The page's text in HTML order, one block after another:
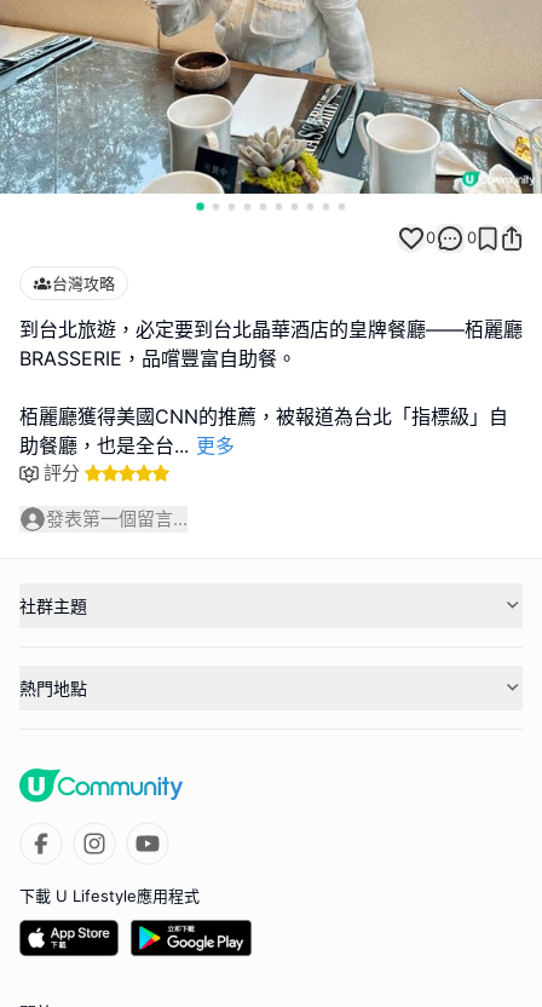
0 0
台灣攻略
到台北旅遊，必定要到台北晶華酒店的皇牌餐廳——栢麗廳
BRASSERIE，品嚐豐富自助餐。
栢麗廳獲得美國CNN的推薦，被報道為台北「指標級」自
助餐廳，也是全台... 更多
評分
發表第一個留言...
社群主題
熱門地點
下載 U Lifestyle應用程式